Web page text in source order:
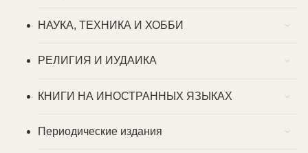
НАУКА, ТЕХНИКА И ХОББИ
РЕЛИГИЯ И ИУДАИКА
КНИГИ НА ИНОСТРАННЫХ ЯЗЫКАХ
Периодические издания